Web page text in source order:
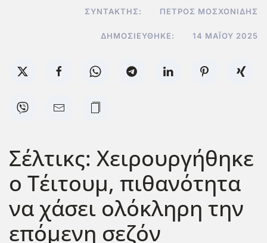
ΣΥΝΤΆΚΤΗΣ: ΠΈΤΡΟΣ ΜΟΣΧΟΝΊΔΗΣ
ΔΗΜΟΣΙΕΎΘΗΚΕ: 14 ΜΑΪ́ΟΥ 2025
Σέλτικς: Χειρουργήθηκε
ο Τέιτουμ, πιθανότητα
να χάσει ολόκληρη την
επόμενη σεζόν